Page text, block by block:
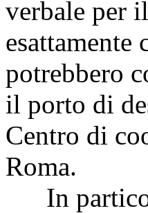
verbale per
potrebbero
il porto di
Centro di
Roma.
In